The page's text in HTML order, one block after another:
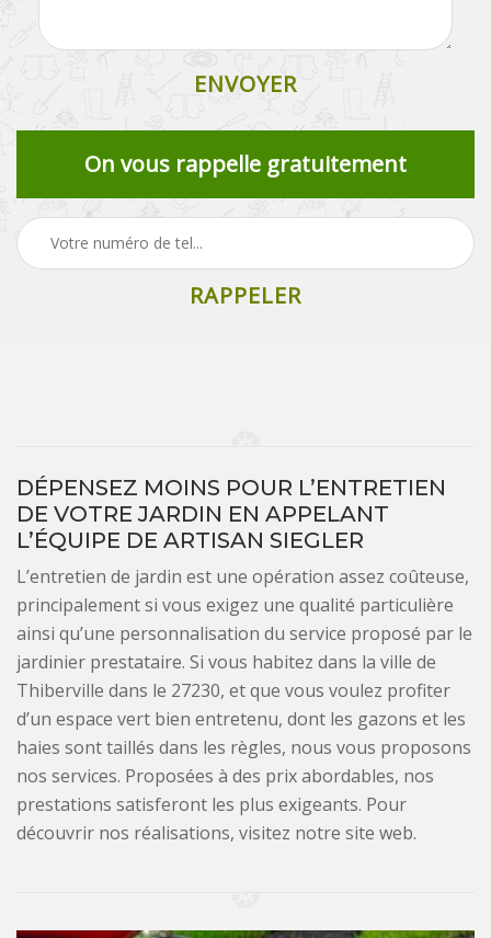
On vous rappelle gratuitement
DÉPENSEZ MOINS POUR L’ENTRETIEN
DE VOTRE JARDIN EN APPELANT
L’ÉQUIPE DE ARTISAN SIEGLER
L’entretien de jardin est une opération assez coûteuse,
principalement si vous exigez une qualité particulière
ainsi qu’une personnalisation du service proposé par le
jardinier prestataire. Si vous habitez dans la ville de
Thiberville dans le 27230, et que vous voulez profiter
d’un espace vert bien entretenu, dont les gazons et les
haies sont taillés dans les règles, nous vous proposons
nos services. Proposées à des prix abordables, nos
prestations satisferont les plus exigeants. Pour
découvrir nos réalisations, visitez notre site web.